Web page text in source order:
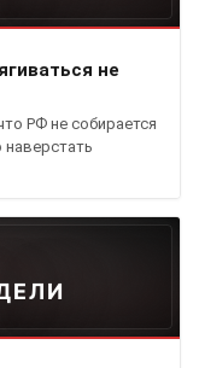
не
РФ не собирается
наверстать